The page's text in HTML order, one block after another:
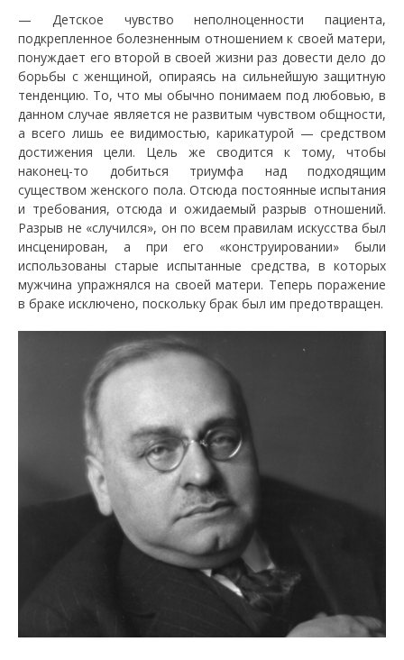
— Детское чувство неполноценности пациента,
подкрепленное болезненным отношением к своей матери,
понуждает его второй в своей жизни раз довести дело до
борьбы с женщиной, опираясь на сильнейшую защитную
тенденцию. То, что мы обычно понимаем под любовью, в
данном случае является не развитым чувством общности,
а всего лишь ее видимостью, карикатурой — средством
достижения цели. Цель же сводится к тому, чтобы
наконец-то добиться триумфа над подходящим
существом женского пола. Отсюда постоянные испытания
и требования, отсюда и ожидаемый разрыв отношений.
Разрыв не «случился», он по всем правилам искусства был
инсценирован, а при его «конструировании» были
использованы старые испытанные средства, в которых
мужчина упражнялся на своей матери. Теперь поражение
в браке исключено, поскольку брак был им предотвращен.